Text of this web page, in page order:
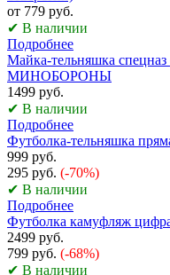
от 779 руб.
✔ В наличии
Подробнее
Майка-тельняшка
МИНОБОРОНЫ
1499 руб.
✔ В наличии
Подробнее
Футболка-тельняшка
999 руб.
295 руб. (-70%)
✔ В наличии
Подробнее
Футболка камуфляж
2499 руб.
799 руб. (-68%)
✔ В наличии